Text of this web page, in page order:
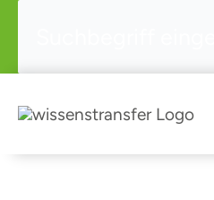
springen